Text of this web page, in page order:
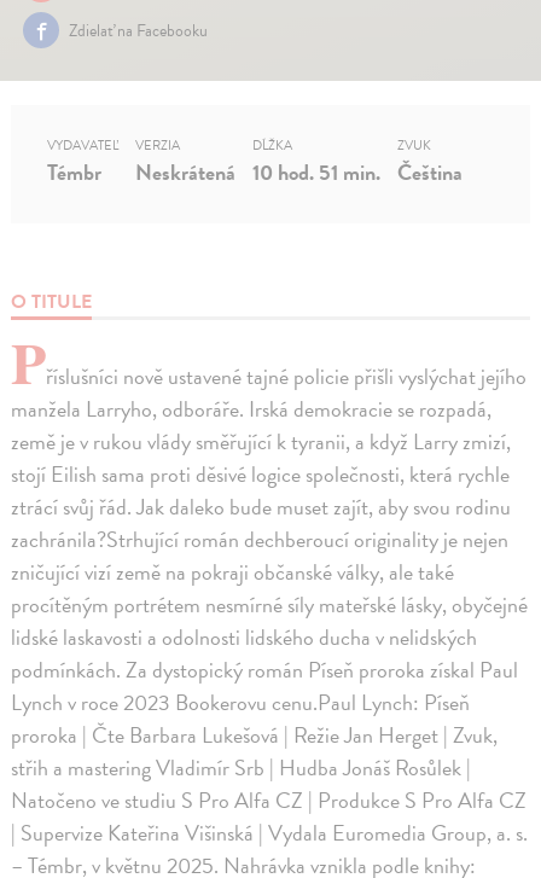
Zdielať na Facebooku
O TITULE
Příslušníci nově ustavené tajné policie přišli vyslýchat jejího
manžela Larryho, odboráře. Irská demokracie se rozpadá,
země je v rukou vlády směřující k tyranii, a když Larry zmizí,
stojí Eilish sama proti děsivé logice společnosti, která rychle
ztrácí svůj řád. Jak daleko bude muset zajít, aby svou rodinu
zachránila?Strhující román dechberoucí originality je nejen
zničující vizí země na pokraji občanské války, ale také
procítěným portrétem nesmírné síly mateřské lásky, obyčejné
lidské laskavosti a odolnosti lidského ducha v nelidských
podmínkách. Za dystopický román Píseň proroka získal Paul
Lynch v roce 2023 Bookerovu cenu.Paul Lynch: Píseň
proroka | Čte Barbara Lukešová | Režie Jan Herget | Zvuk,
střih a mastering Vladimír Srb | Hudba Jonáš Rosůlek |
Natočeno ve studiu S Pro Alfa CZ | Produkce S Pro Alfa CZ
| Supervize Kateřina Višinská | Vydala Euromedia Group, a. s.
– Témbr, v květnu 2025. Nahrávka vznikla podle knihy:
VYDAVATEĽ
Témbr
VERZIA
Neskrátená
DĹŽKA
10 hod. 51 min.
ZVUK
Čeština